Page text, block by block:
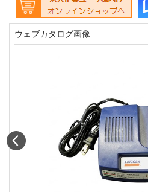
ウェブカタログ画像